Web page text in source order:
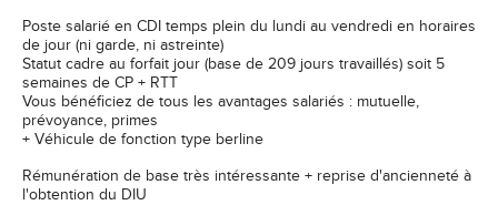
Poste salarié en CDI temps plein du lundi au vendredi en horaires
de jour (ni garde, ni astreinte)
Statut cadre au forfait jour (base de 209 jours travaillés) soit 5
semaines de CP + RTT
Vous bénéficiez de tous les avantages salariés : mutuelle,
prévoyance, primes
+ Véhicule de fonction type berline
Rémunération de base très intéressante + reprise d'ancienneté à
l'obtention du DIU